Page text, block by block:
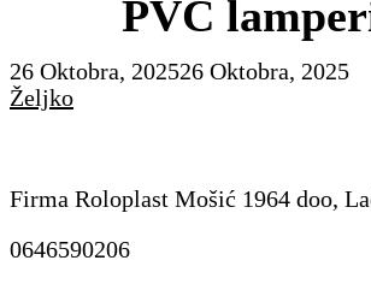
PVC
26 Oktobra, 202526 Oktobra, 2025
Željko
Firma Roloplast Mošić 1964 doo,
0646590206